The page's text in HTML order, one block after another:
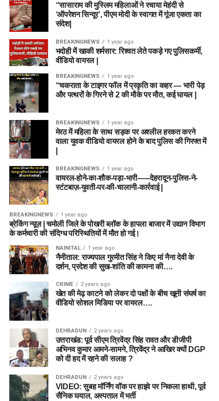
“सासाराम की मुस्लिम महिलाओं ने रचाया मेहंदी से
‘ऑपरेशन सिन्दूर’, पीएम मोदी के स्वागत में गूंजा एकता का
संदेश|
BREAKINGNEWS 1 year ago
भदोही में खाकी शर्मसार: रिश्वत लेते पकड़े गए पुलिसकर्मी,
वीडियो वायरल |
BREAKINGNEWS 1 year ago
“चकराता के टाइगर फॉल में प्रकृति का कहर — भारी पेड़
और पत्थरों के गिरने से 2 की मौके पर मौत, कई घायल |
BREAKINGNEWS 1 year ago
मेरठ में महिला के साथ सड़क पर अश्लील हरकत करने
वाला युवक वीडियो वायरल होने के बाद पुलिस की गिरफ्त में
BREAKINGNEWS 1 year ago
वायरल-होने-का-शौक-पड़ा-भारी-—-देहरादून-पुलिस-ने-
स्टंटबाज़-युवती-पर-की-चालानी-कार्रवाई |
BREAKINGNEWS 1 year ago
ब्रेकिंग न्यूज़ | चमोली जिले के पोखरी ब्लॉक के हापला बाजार में उद्यान विभाग
के कर्मचारी की संदिग्ध परिस्थितियों में मौत हो गई।
NAINITAL 1 year ago
नैनीताल: राज्यपाल गुरमीत सिंह ने किए मां नैना देवी के
दर्शन, प्रदेश की सुख-शांति की कामना की….
CRIME 2 years ago
खेत की मेढ़ काटने को लेकर दो पक्षों के बीच खूनी संघर्ष का
वीडियो सोशल मिडिया पर वायरल….
DEHRADUN 2 years ago
उत्तराखंड: पूर्व सीएम त्रिवेंद्र सिंह रावत और डीजीपी
अभिनव कुमार आमने-सामने, त्रिवेंद्र ने आखिर क्यों DGP
को दी हद में रहने की सलाह ?
DEHRADUN 2 years ago
VIDEO: सुबह मॉर्निंग वॉक पर हाइवे पर निकला हाथी, पूर्व
सैनिक घयाल, अस्पताल में भर्ती